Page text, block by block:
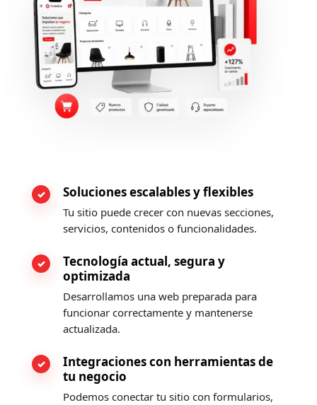
Soluciones escalables y flexibles
Tu sitio puede crecer con nuevas secciones,
servicios, contenidos o funcionalidades.
Tecnología actual, segura y
optimizada
Desarrollamos una web preparada para
funcionar correctamente y mantenerse
actualizada.
Integraciones con herramientas de
tu negocio
Podemos conectar tu sitio con formularios,